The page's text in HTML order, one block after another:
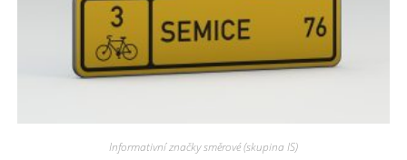
Informativní značky směrové (skupina IS)